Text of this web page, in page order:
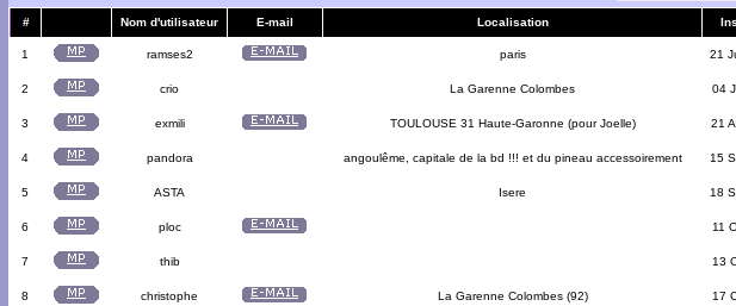
# Nom d'utilisateur E-mail Localisation
1 ramses2 paris 21
2 crio La Garenne Colombes 04
3 exmili TOULOUSE 31 Haute-Garonne (pour Joelle) 21
4 pandora angoulême, capitale de la bd !!! et du pineau accessoirement 15
5 ASTA Isere 18
6 ploc 11
7 thib 13
8 christophe La Garenne Colombes (92) 17